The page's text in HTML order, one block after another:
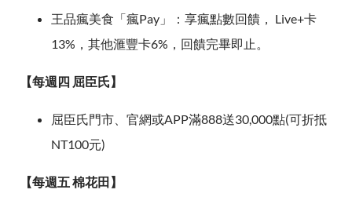
王品瘋美食「瘋Pay」：享瘋點數回饋， Live+卡
13%，其他滙豐卡6%，回饋完畢即止。
【每週四 屈臣氏】
屈臣氏門市、官網或APP滿888送30,000點(可折抵
NT100元)
【每週五 棉花田】